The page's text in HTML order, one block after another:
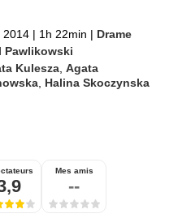
2014 | 1h 22min | Drame
Pawlikowski
Kulesza ,Agata
Halina Skoczynska
Mes amis
--